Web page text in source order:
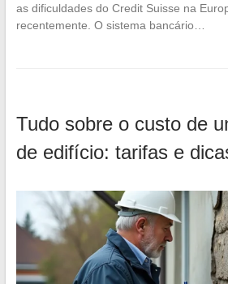
as dificuldades do Credit Suisse na
recentemente. O sistema bancário…
Tudo sobre o custo de
de edifício: tarifas e